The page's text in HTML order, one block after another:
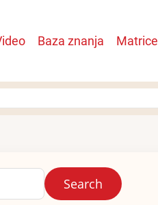
Baza znanja Matrice